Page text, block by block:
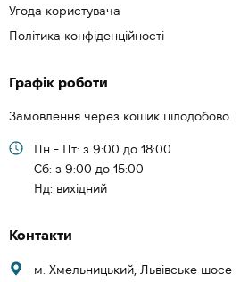
Угода користувача
Політика конфіденційності
Графік роботи
Замовлення через кошик цілодобово
Пн - Пт: з 9:00 до 18:00
Cб: з 9:00 до 15:00
Нд: вихідний
Контакти
м. Хмельницький, Львівське шосе